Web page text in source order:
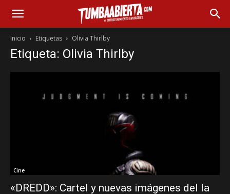
Inicio Etiquetas Olivia Thirlby
Etiqueta: Olivia Thirlby
Cine
«DREDD»: Cartel y nuevas imágenes del la